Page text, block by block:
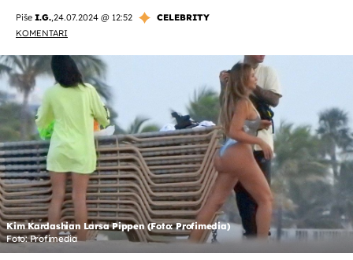
Piše I.G.,24.07.2024 @ 12:52
CELEBRITY
KOMENTARI
Kim Kardashian Larsa Pippen (Foto: Profimedia)
Foto: Profimedia
OMOGUĆI OBAVIJESTI